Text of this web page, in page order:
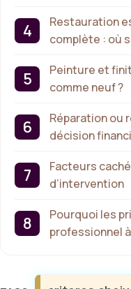
Restauration
complète : où
Peinture et
comme neuf ?
Réparation ou
décision
Facteurs
d’intervention
Pourquoi les
professionnel à
Étiquettes